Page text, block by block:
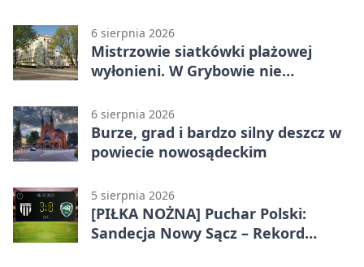
6 sierpnia 2026
Mistrzowie siatkówki plażowej
wyłonieni. W Grybowie nie
6 sierpnia 2026
Burze, grad i bardzo silny deszcz w
powiecie nowosądeckim
5 sierpnia 2026
[PIŁKA NOŻNA] Puchar Polski:
Sandecja Nowy Sącz – Rekord